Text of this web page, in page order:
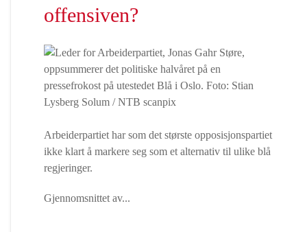
offensiven?
Arbeiderpartiet har som det største opposisjonspartiet
ikke klart å markere seg som et alternativ til ulike blå
regjeringer.
Gjennomsnittet av...